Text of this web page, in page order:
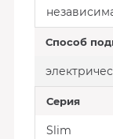
Способ
Серия
Slim